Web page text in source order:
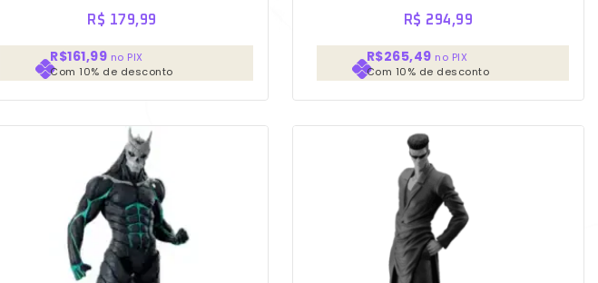
R$ 179,99
R$161,99 no PIX
Com 10% de desconto
R$ 294,99
R$265,49 no PIX
Com 10% de desconto